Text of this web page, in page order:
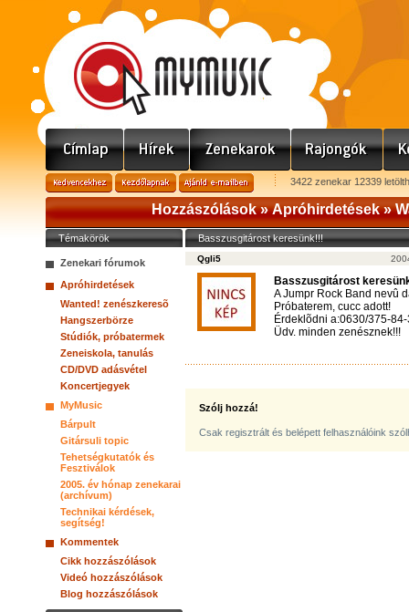
3422 zenekar 12339
Hozzászólások »Apróhirdetések»
Témakörök
Zenekari fórumok
Apróhirdetések
Wanted! zenészkeresõ
Hangszerbörze
Stúdiók, próbatermek
Zeneiskola, tanulás
CD/DVD adásvétel
Koncertjegyek
MyMusic
Bárpult
Gitársuli topic
Tehetségkutatók és
Fesztiválok
2005. év hónap zenekarai
(archívum)
Technikai kérdések,
segítség!
Kommentek
Cikk hozzászólások
Videó hozzászólások
Blog hozzászólások
Basszusgitárost keresünk!!!
Qgli5
Basszusgitárost
A Jumpr Rock Band nevû
Próbaterem, cucc adott!
Érdeklõdni a:0630/375-
Üdv. minden zenésznek!!!
Szólj hozzá!
Csak regisztrált és belépett felhasználóink